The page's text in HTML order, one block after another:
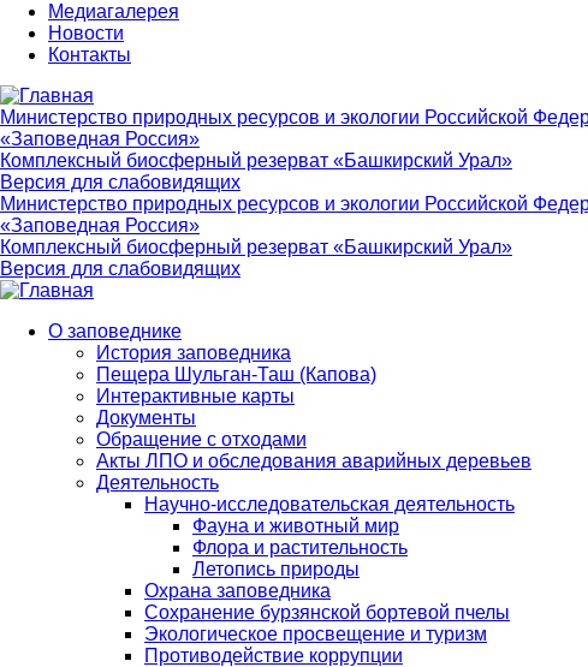
Медиагалерея
Новости
Контакты
Министерство природных ресурсов и экологии Российской
«Заповедная Россия»
Комплексный биосферный резерват «Башкирский Урал»
Версия для слабовидящих
Министерство природных ресурсов и экологии Российской
«Заповедная Россия»
Комплексный биосферный резерват «Башкирский Урал»
Версия для слабовидящих
navigation
О заповеднике
История заповедника
Пещера Шульган-Таш (Капова)
Интерактивные карты
Документы
Обращение с отходами
Акты ЛПО и обследования аварийных деревьев
Деятельность
Научно-исследовательская деятельность
Фауна и животный мир
Флора и растительность
Летопись природы
Охрана заповедника
Сохранение бурзянской бортевой пчелы
Экологическое просвещение и туризм
Противодействие коррупции